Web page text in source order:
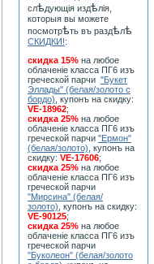
слѣдующiя издѣлiя,
которыя вы можете
посмотрѣть въ раздѣлѣ
СКИДКИ!:
скидка 15% на любое
облаченiе класса ПГ6 изъ
греческой парчи "Букет
Эллады" (белая/золото с
бордо) , купонъ на скидку:
VE-18962;
скидка 25% на любое
облаченiе класса ПГ6 изъ
греческой парчи "Ермон"
(белая/золото) , купонъ на
скидку: VE-17606;
скидка 25% на любое
облаченiе класса ПГ6 изъ
греческой парчи
"Мирсина" (белая/
золото) , купонъ на скидку:
VE-90125;
скидка 25% на любое
облаченiе класса ПГ6 изъ
греческой парчи
"Буколеон" (белая/золото